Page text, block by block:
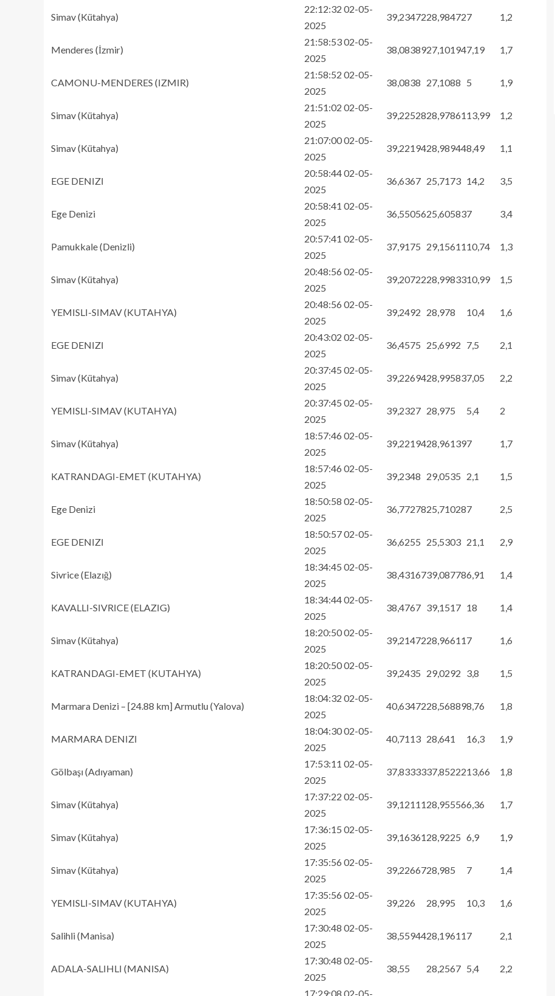
Simav (Kütahya)
22:12:32 02-05-
2025
39,2347228,984727 1,2
Menderes (İzmir)
21:58:53 02-05-
2025
38,0838927,101947,19 1,7
CAMONU-MENDERES (IZMIR)
21:58:52 02-05-
2025
38,0838 27,1088 5 1,9
Simav (Kütahya)
21:51:02 02-05-
2025
39,2252828,9786113,99 1,2
Simav (Kütahya)
21:07:00 02-05-
2025
39,2219428,989448,49 1,1
EGE DENIZI
20:58:44 02-05-
2025
36,6367 25,7173 14,2 3,5
Ege Denizi
20:58:41 02-05-
2025
36,5505625,605837 3,4
Pamukkale (Denizli)
20:57:41 02-05-
2025
37,9175 29,1561110,74 1,3
Simav (Kütahya)
20:48:56 02-05-
2025
39,2072228,9983310,99 1,5
YEMISLI-SIMAV (KUTAHYA)
20:48:56 02-05-
2025
39,2492 28,978 10,4 1,6
EGE DENIZI
20:43:02 02-05-
2025
36,4575 25,6992 7,5 2,1
Simav (Kütahya)
20:37:45 02-05-
2025
39,2269428,995837,05 2,2
YEMISLI-SIMAV (KUTAHYA)
20:37:45 02-05-
2025
39,2327 28,975 5,4 2
Simav (Kütahya)
18:57:46 02-05-
2025
39,2219428,961397 1,7
KATRANDAGI-EMET (KUTAHYA)
18:57:46 02-05-
2025
39,2348 29,0535 2,1 1,5
Ege Denizi
18:50:58 02-05-
2025
36,7727825,710287 2,5
EGE DENIZI
18:50:57 02-05-
2025
36,6255 25,5303 21,1 2,9
Sivrice (Elazığ)
18:34:45 02-05-
2025
38,4316739,087786,91 1,4
KAVALLI-SIVRICE (ELAZIG)
18:34:44 02-05-
2025
38,4767 39,1517 18 1,4
Simav (Kütahya)
18:20:50 02-05-
2025
39,2147228,966117 1,6
KATRANDAGI-EMET (KUTAHYA)
18:20:50 02-05-
2025
39,2435 29,0292 3,8 1,5
Marmara Denizi – [24.88 km] Armutlu (Yalova)
18:04:32 02-05-
2025
40,6347228,568898,76 1,8
MARMARA DENIZI
18:04:30 02-05-
2025
40,7113 28,641 16,3 1,9
Gölbaşı (Adıyaman)
17:53:11 02-05-
2025
37,8333337,8522213,66 1,8
Simav (Kütahya)
17:37:22 02-05-
2025
39,1211128,955566,36 1,7
Simav (Kütahya)
17:36:15 02-05-
2025
39,1636128,9225 6,9 1,9
Simav (Kütahya)
17:35:56 02-05-
2025
39,2266728,985 7 1,4
YEMISLI-SIMAV (KUTAHYA)
17:35:56 02-05-
2025
39,226 28,995 10,3 1,6
Salihli (Manisa)
17:30:48 02-05-
2025
38,5594428,196117 2,1
ADALA-SALIHLI (MANISA)
17:30:48 02-05-
2025
38,55 28,2567 5,4 2,2
17:29:08 02-05-